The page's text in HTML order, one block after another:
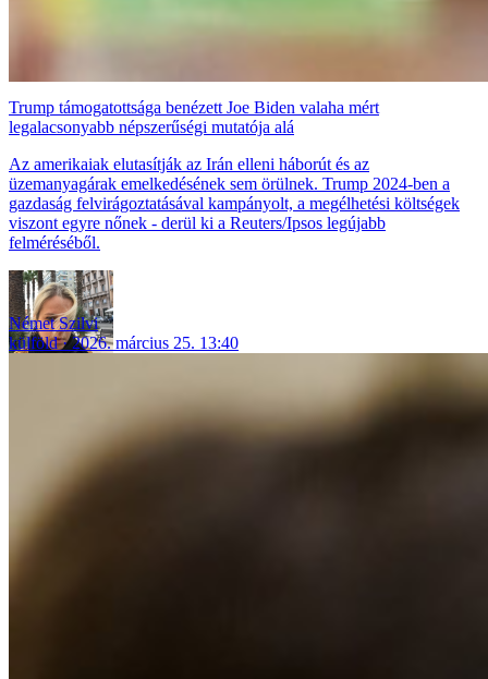
Trump támogatottsága benézett Joe Biden valaha mért
legalacsonyabb népszerűségi mutatója alá
Az amerikaiak elutasítják az Irán elleni háborút és az
üzemanyagárak emelkedésének sem örülnek. Trump 2024-ben a
gazdaság felvirágoztatásával kampányolt, a megélhetési költségek
viszont egyre nőnek - derül ki a Reuters/Ipsos legújabb
felméréséből.
Német Szilvi
külföld
2026. március 25. 13:40